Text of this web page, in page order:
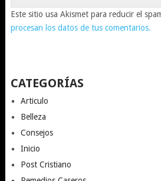
Este sitio usa Akismet para reducir el
procesan los datos de tus comentarios.
CATEGORÍAS
Articulo
Belleza
Consejos
Inicio
Post Cristiano